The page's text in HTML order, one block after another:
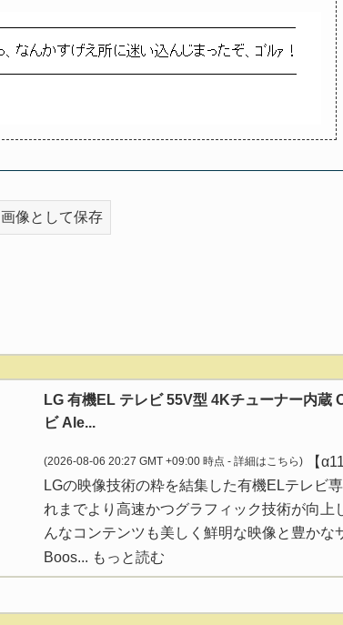
画像として保存
LG 有機EL テレビ 55V型 4Kチューナー内蔵
ビ Ale...
(2026-08-06 20:27 GMT +09:00 時点 - 詳細はこちら)
【
LGの映像技術の粋を結集した有機ELテレビ
れまでより高速かつグラフィック技術が向上
んなコンテンツも美しく鮮明な映像と豊かな
Boos... もっと読む